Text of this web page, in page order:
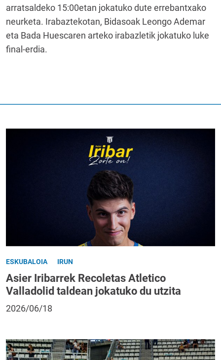
arratsaldeko 15:00etan jokatuko dute errebantxako
neurketa. Irabaztekotan, Bidasoak Leongo Ademar
eta Bada Huescaren arteko irabazletik jokatuko luke
final-erdia.
ESKUBALOIA IRUN
Asier Iribarrek Recoletas Atletico
Valladolid taldean jokatuko du utzita
2026/06/18